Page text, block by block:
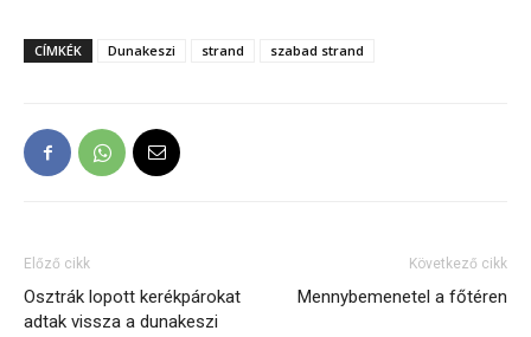
CÍMKÉK Dunakeszi strand szabad strand
Előző cikk
Osztrák lopott kerékpárokat
adtak vissza a dunakeszi
Következő cikk
Mennybemenetel a főtéren